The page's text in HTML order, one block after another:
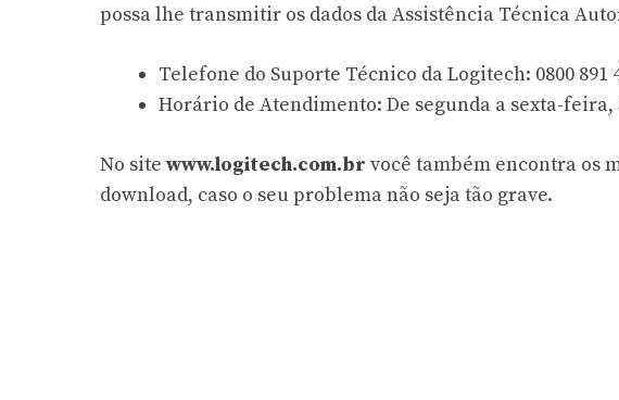
possa lhe transmitir os dados da Assistência Técnica
Telefone do Suporte Técnico da Logitech: 0800 891
Horário de Atendimento: De segunda a sexta-feira,
No site www.logitech.com.br você também encontra os
download, caso o seu problema não seja tão grave.